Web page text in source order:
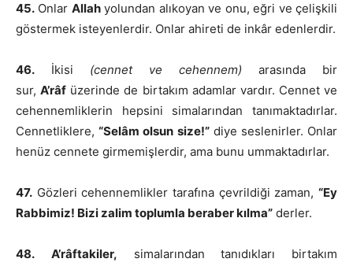
45. Onlar Allahyolundan alıkoyan ve onu, eğri ve çelişkili
göstermek isteyenlerdir. Onlar ahireti de inkâr edenlerdir.
46. İkisi (cennet ve cehennem) arasında bir
sur,A’râf üzerinde de birtakım adamlar vardır. Cennet ve
cehennemliklerin hepsini simalarından tanımaktadırlar.
Cennetliklere,“Selâm olsun size!”diye seslenirler. Onlar
henüz cennete girmemişlerdir, ama bunu ummaktadırlar.
47. Gözleri cehennemlikler tarafına çevrildiği zaman, “Ey
Rabbimiz! Bizi zalim toplumla beraber kılma” derler.
48. A’râftakiler, simalarından tanıdıkları birtakım